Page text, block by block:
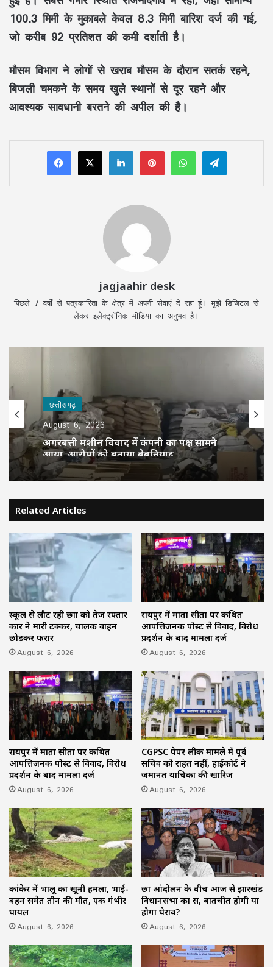
100.3 मिमी के मुकाबले केवल 8.3 मिमी बारिश दर्ज की गई,
जो करीब 92 प्रतिशत की कमी दर्शाती है।
मौसम विभाग ने लोगों से खराब मौसम के दौरान सतर्क रहने,
बिजली चमकने के समय खुले स्थानों से दूर रहने और
आवश्यक सावधानी बरतने की अपील की है।
LinkedInPinterestWhatsAppTelegram
jagjaahir desk
पिछले 7 वर्षों से पत्रकारिता के क्षेत्र में अपनी सेवाएं दे रहा हूं। मुझे डिजिटल से
लेकर इलेक्ट्रॉनिक मीडिया का अनुभव है।
छत्तीसगढ़
August 6, 2026
अगरबत्ती मशीन विवाद में कंपनी का पक्ष सामने
आया, आरोपों को बताया बेबुनियाद
Related Articles
स्कूल से लौट रही छात्रा को तेज रफ्तार
कार ने मारी टक्कर, चालक वाहन
छोड़कर फरार
August 6, 2026
रायपुर में माता सीता पर कथित
आपत्तिजनक पोस्ट से विवाद, विरोध
प्रदर्शन के बाद मामला दर्ज
August 6, 2026
रायपुर में माता सीता पर कथित
आपत्तिजनक पोस्ट से विवाद, विरोध
प्रदर्शन के बाद मामला दर्ज
August 6, 2026
CGPSC पेपर लीक मामले में पूर्व
सचिव को राहत नहीं, हाईकोर्ट ने
जमानत याचिका की खारिज
August 6, 2026
कांकेर में भालू का खूनी हमला, भाई-
बहन समेत तीन की मौत, एक गंभीर
घायल
August 6, 2026
छात्र आंदोलन के बीच आज से झारखंड
विधानसभा का सत्र, बातचीत होगी या
होगा घेराव?
August 6, 2026